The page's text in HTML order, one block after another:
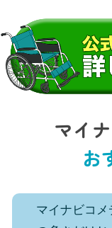
マイ
お
マイナビコメ